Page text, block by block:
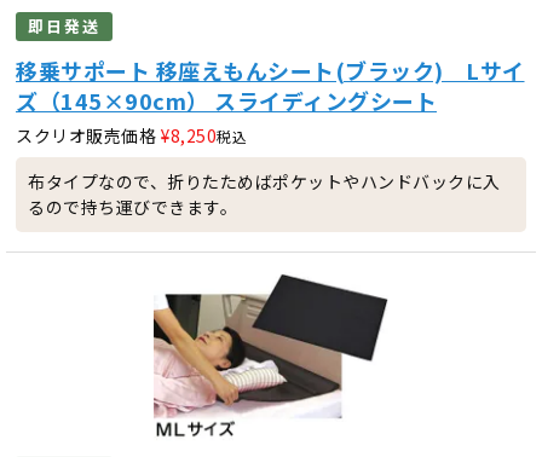
即日発送
移乗サポート 移座えもんシート(ブラック) Lサイ
ズ（145×90cm） スライディングシート
スクリオ販売価格 ¥8,250税込
布タイプなので、折りたためばポケットやハンドバックに入
るので持ち運びできます。